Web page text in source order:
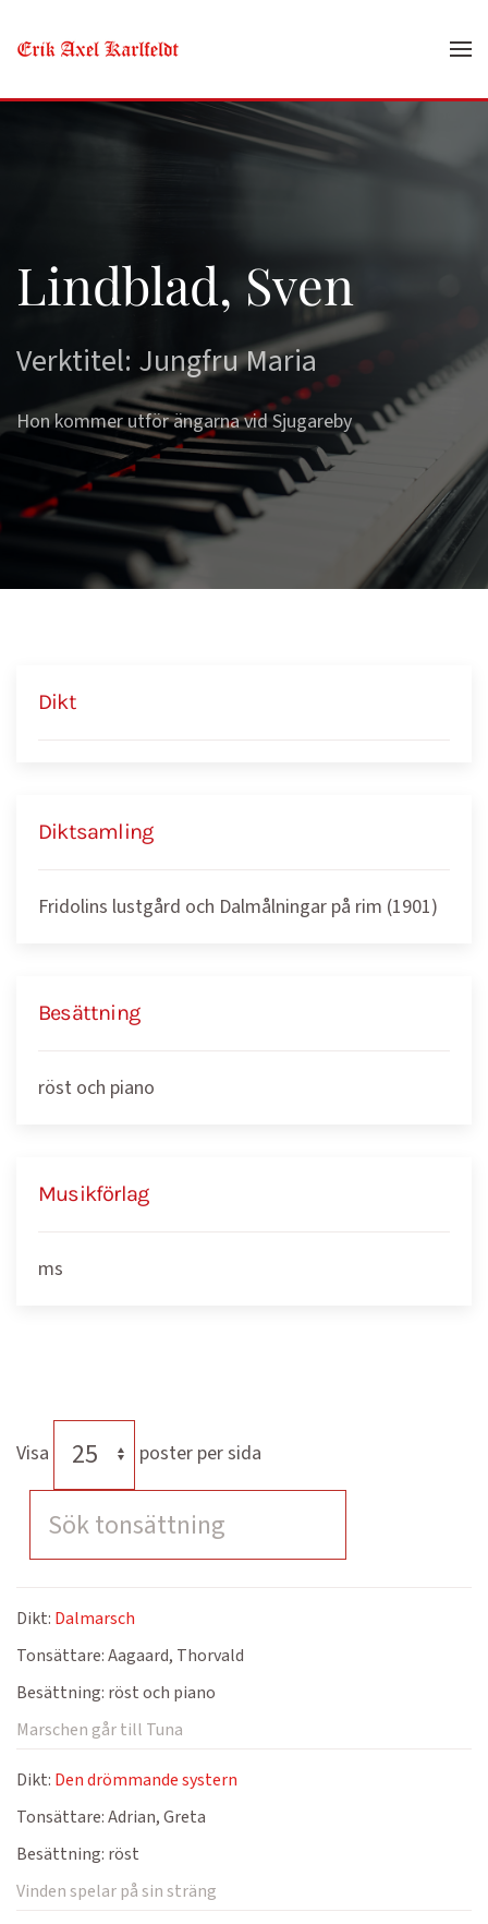
Skip to main content
Lindblad, Sven
Verktitel: Jungfru Maria
Hon kommer utför ängarna vid Sjugareby
Dikt
Diktsamling
Fridolins lustgård och Dalmålningar på rim (1901)
Besättning
röst och piano
Musikförlag
ms
Visa poster per sida
Dikt: Dalmarsch
Tonsättare:Aagaard, Thorvald
Besättning: röst och piano
Marschen går till Tuna
Dikt: Den drömmande systern
Tonsättare:Adrian, Greta
Besättning: röst
Vinden spelar på sin sträng